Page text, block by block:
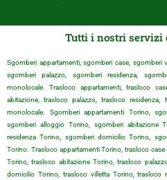
Tutti i nostri servizi
Sgomberi appartamenti, sgomberi case, sgomberi
sgomberi palazzo, sgomberi residenza,
monolocale. Trasloco appartamenti, trasloco
abitazione, trasloco palazzo, trasloco
monolocale. Sgomberi appartamenti Torino,
sgomberi alloggio Torino, sgomberi abitazione
residenza Torino, sgomberi domicilio Torino,
Torino. Trasloco appartamenti Torino, trasloco
Torino, trasloco abitazione Torino, trasloco
domicilio Torino, trasloco villetta Torino, trasloco